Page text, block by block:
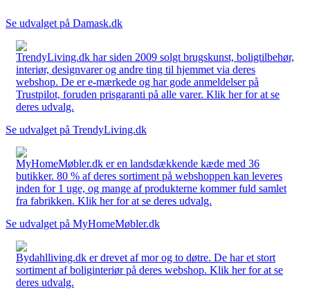
Se udvalget på Damask.dk
TrendyLiving.dk har siden 2009 solgt brugskunst, boligtilbehør,
interiør, designvarer og andre ting til hjemmet via deres
webshop. De er e-mærkede og har gode anmeldelser på
Trustpilot, foruden prisgaranti på alle varer. Klik her for at se
deres udvalg.
Se udvalget på TrendyLiving.dk
MyHomeMøbler.dk er en landsdækkende kæde med 36
butikker. 80 % af deres sortiment på webshoppen kan leveres
inden for 1 uge, og mange af produkterne kommer fuld samlet
fra fabrikken. Klik her for at se deres udvalg.
Se udvalget på MyHomeMøbler.dk
Bydahlliving.dk er drevet af mor og to døtre. De har et stort
sortiment af boliginteriør på deres webshop. Klik her for at se
deres udvalg.